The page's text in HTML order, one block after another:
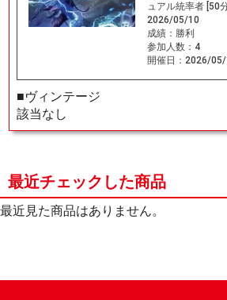
ュアル統率者 [50
2026/05/10
成績： 勝利
参加人数： 4
開催日： 2026/05/
■ヴィンテージ
該当なし
最近チェックした商品
最近見た商品はありません。